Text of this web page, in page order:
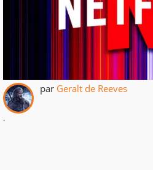
par Geralt de Reeves
.